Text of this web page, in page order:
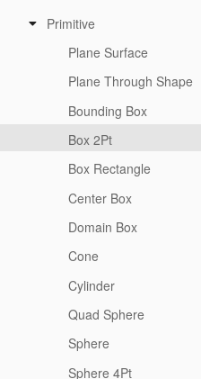
Primitive
Plane Surface
Plane Through Shape
Bounding Box
Box 2Pt
Box Rectangle
Center Box
Domain Box
Cone
Cylinder
Quad Sphere
Sphere
Sphere 4Pt